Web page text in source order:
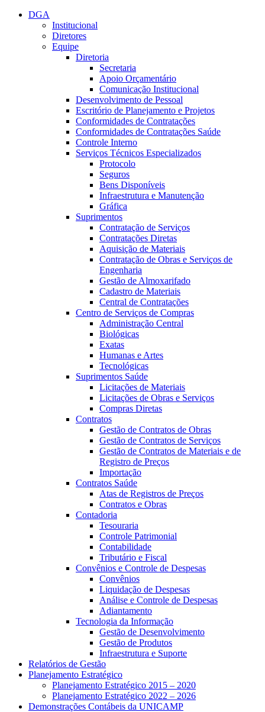
Conteúdo principal
DGA
Institucional
Diretores
Equipe
Diretoria
Secretaria
Apoio Orçamentário
Comunicação Institucional
Desenvolvimento de Pessoal
Escritório de Planejamento e Projetos
Conformidades de Contratações
Conformidades de Contratações Saúde
Controle Interno
Serviços Técnicos Especializados
Protocolo
Seguros
Bens Disponíveis
Infraestrutura e Manutenção
Gráfica
Suprimentos
Contratação de Serviços
Contratações Diretas
Aquisição de Materiais
Contratação de Obras e Serviços de
Engenharia
Gestão de Almoxarifado
Cadastro de Materiais
Central de Contratações
Centro de Serviços de Compras
Administração Central
Biológicas
Exatas
Humanas e Artes
Tecnológicas
Suprimentos Saúde
Licitações de Materiais
Licitações de Obras e Serviços
Compras Diretas
Contratos
Gestão de Contratos de Obras
Gestão de Contratos de Serviços
Gestão de Contratos de Materiais e de
Registro de Preços
Importação
Contratos Saúde
Atas de Registros de Preços
Contratos e Obras
Contadoria
Tesouraria
Controle Patrimonial
Contabilidade
Tributário e Fiscal
Convênios e Controle de Despesas
Convênios
Liquidação de Despesas
Análise e Controle de Despesas
Adiantamento
Tecnologia da Informação
Gestão de Desenvolvimento
Gestão de Produtos
Infraestrutura e Suporte
Relatórios de Gestão
Planejamento Estratégico
Planejamento Estratégico 2015 – 2020
Planejamento Estratégico 2022 – 2026
Demonstrações Contábeis da UNICAMP